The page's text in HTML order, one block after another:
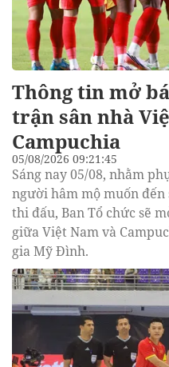
Thông tin mở
trận sân nhà
Campuchia
05/08/2026 09:21:45
Sáng nay 05/08, nhằm
người hâm mộ muốn
thi đấu, Ban Tổ chức sẽ
giữa Việt Nam và
gia Mỹ Đình.